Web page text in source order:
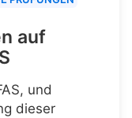
auf
und
dieser